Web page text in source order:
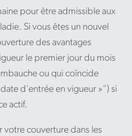
pour être admissible aux
Si vous êtes un nouvel
des avantages
le premier jour du mois
ou qui coïncide
d'entrée en vigueur »”) si
actif.
votre couverture dans les